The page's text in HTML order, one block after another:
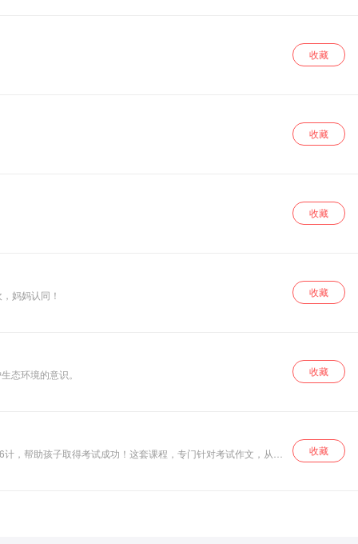
收藏
收藏
收藏
妈妈认同！ 收藏
态环境的意识。 收藏
，帮助孩子取得考试成功！这套课程，专门针对考试作文，从开 收藏